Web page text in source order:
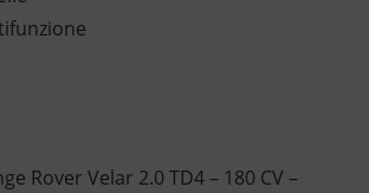
Rover Velar 2.0 TD4 – 180 CV –